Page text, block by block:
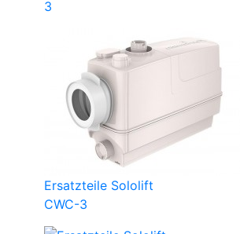
3
Ersatzteile Sololift
CWC-3